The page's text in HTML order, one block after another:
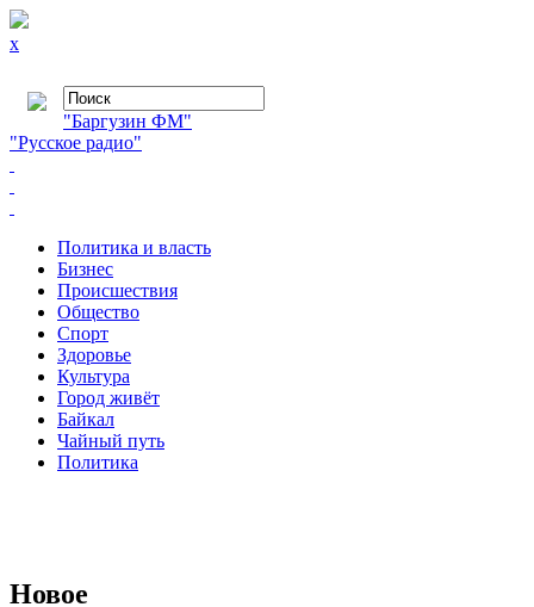
x
"Баргузин ФМ"
"Русское радио"
Политика и власть
Бизнес
Происшествия
Общество
Cпорт
Здоровье
Культура
Город живёт
Байкал
Чайный путь
Политика
Новое